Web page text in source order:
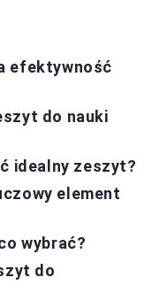
efektywność
do nauki
idealny zeszyt?
element
wybrać?
do